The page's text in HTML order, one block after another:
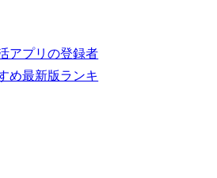
アプリの登録者
め最新版ランキ